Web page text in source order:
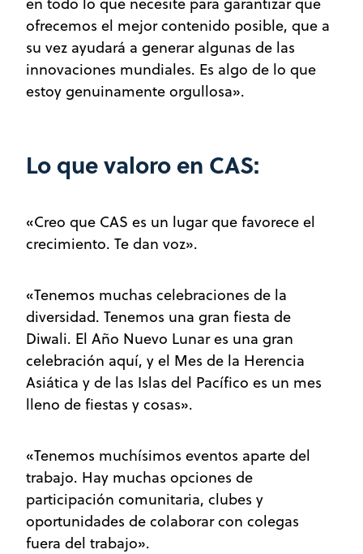
ofrecemos el mejor contenido posible, que a
su vez ayudará a generar algunas de las
innovaciones mundiales. Es algo de lo que
estoy genuinamente orgullosa».
Lo que valoro en CAS:
«Creo que CAS es un lugar que favorece el
crecimiento. Te dan voz».
«Tenemos muchas celebraciones de la
diversidad. Tenemos una gran fiesta de
Diwali. El Año Nuevo Lunar es una gran
celebración aquí, y el Mes de la Herencia
Asiática y de las Islas del Pacífico es un mes
lleno de fiestas y cosas».
«Tenemos muchísimos eventos aparte del
trabajo. Hay muchas opciones de
participación comunitaria, clubes y
oportunidades de colaborar con colegas
fuera del trabajo».